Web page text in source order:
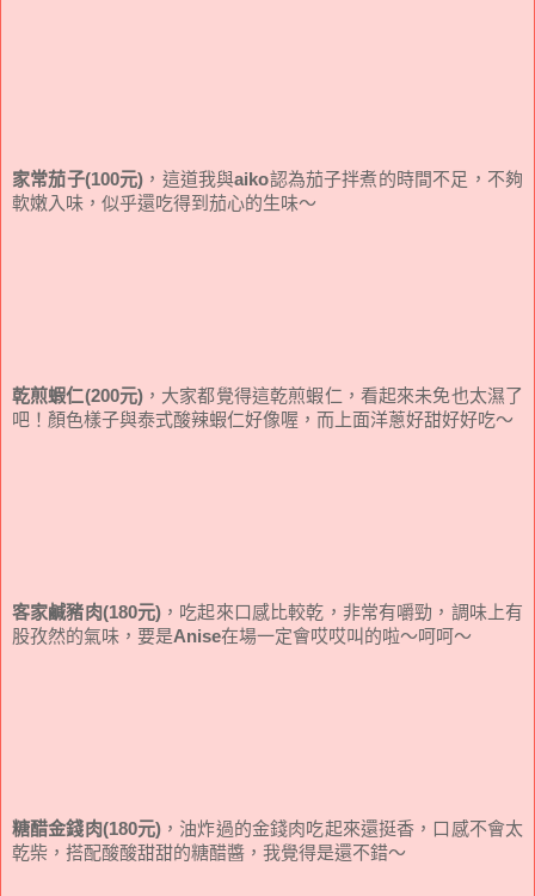
家常茄子(100元) ，這道我與aiko認為茄子拌煮的時間不足，不夠
軟嫩入味，似乎還吃得到茄心的生味～
乾煎蝦仁(200元)，大家都覺得這乾煎蝦仁，看起來未免也太濕了
吧！顏色樣子與泰式酸辣蝦仁好像喔，而上面洋蔥好甜好好吃～
客家鹹豬肉(180元) ，吃起來口感比較乾，非常有嚼勁，調味上有
股孜然的氣味，要是Anise在場一定會哎哎叫的啦～呵呵～
糖醋金錢肉(180元) ，油炸過的金錢肉吃起來還挺香，口感不會太
乾柴，搭配酸酸甜甜的糖醋醬，我覺得是還不錯～